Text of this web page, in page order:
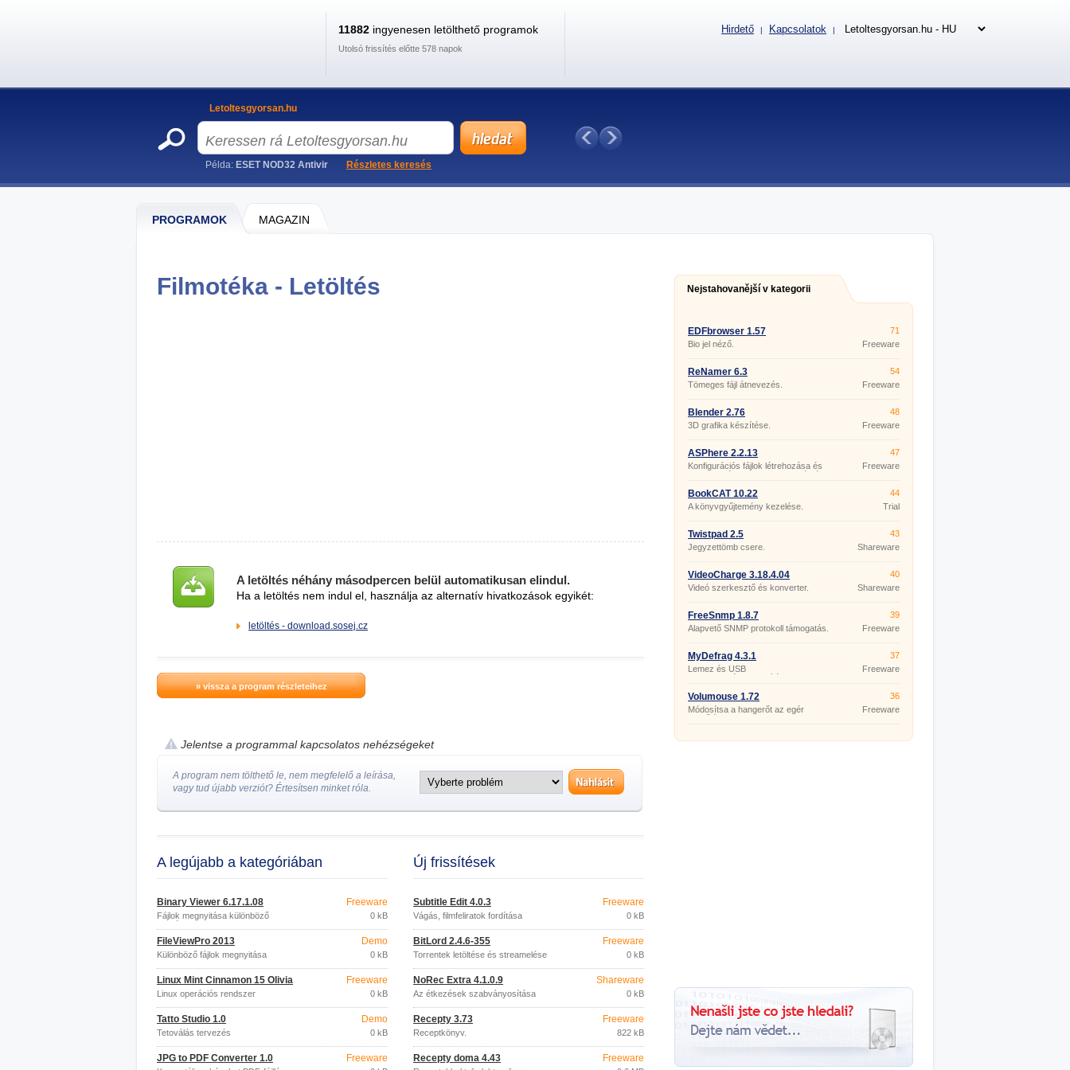
PROGRAMOK MAGAZIN
Filmotéka - Letöltés
A letöltés néhány másodpercen belül automatikusan elindul.
Ha a letöltés nem indul el, használja az alternatív hivatkozások egyikét:
letöltés - download.sosej.cz
» vissza a program részleteihez
Jelentse a programmal kapcsolatos nehézségeket
A program nem tölthető le, nem megfelelő a leírása,
vagy tud újabb verziót? Értesítsen minket róla.
A legújabb a kategóriában
Binary Viewer 6.17.1.08
Fájlok megnyitása különböző
formátumokban
Freeware
0 kB
FileViewPro 2013
Különböző fájlok megnyitása
Demo
0 kB
Linux Mint Cinnamon 15 Olivia
Linux operációs rendszer
Freeware
0 kB
Tatto Studio 1.0
Tetoválás tervezés
Demo
0 kB
JPG to PDF Converter 1.0 Freeware
Új frissítések
Subtitle Edit 4.0.3
Vágás, filmfeliratok fordítása
Freeware
0 kB
BitLord 2.4.6-355
Torrentek letöltése és streamelése
Freeware
0 kB
NoRec Extra 4.1.0.9
Az étkezések szabványosítása
Shareware
0 kB
Recepty 3.73
Receptkönyv.
Freeware
822 kB
Recepty doma 4.43 Freeware
Nejstahovanější v kategorii
EDFbrowser 1.57
Bio jel néző.
71
Freeware
ReNamer 6.3
Tömeges fájl átnevezés.
54
Freeware
Blender 2.76
3D grafika készítése.
48
Freeware
ASPhere 2.2.13
Konfigurációs fájlok létrehozása és
szerkesztése az ASP.NET számára.
47
Freeware
BookCAT 10.22
A könyvgyűjtemény kezelése.
44
Trial
Twistpad 2.5
Jegyzettömb csere.
43
Shareware
VideoCharge 3.18.4.04
Videó szerkesztő és konverter.
40
Shareware
FreeSnmp 1.8.7
Alapvető SNMP protokoll támogatás.
39
Freeware
MyDefrag 4.3.1
Lemez és USB
töredezettségmentesítés.
37
Freeware
Volumouse 1.72
Módosítsa a hangerőt az egér
görgőjével.
36
Freeware
11882 ingyenesen letölthető programok
Utolsó frissítés előtte 578 napok
Hirdető | Kapcsolatok |
Letoltesgyorsan.hu
Példa: ESET NOD32 Antivir Részletes keresés